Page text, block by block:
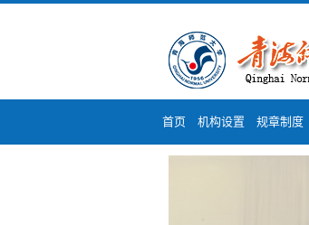
首页 机构设置 规章制度